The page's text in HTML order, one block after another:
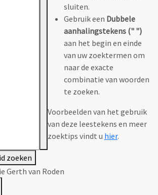
sluiten.
Gebruik een Dubbele
aanhalingstekens (" ")
aan het begin en einde
van uw zoektermen om
naar de exacte
combinatie van woorden
te zoeken.
Voorbeelden van het gebruik
van deze leestekens en meer
zoektips vindt u hier.
zoeken
Gerth van Roden